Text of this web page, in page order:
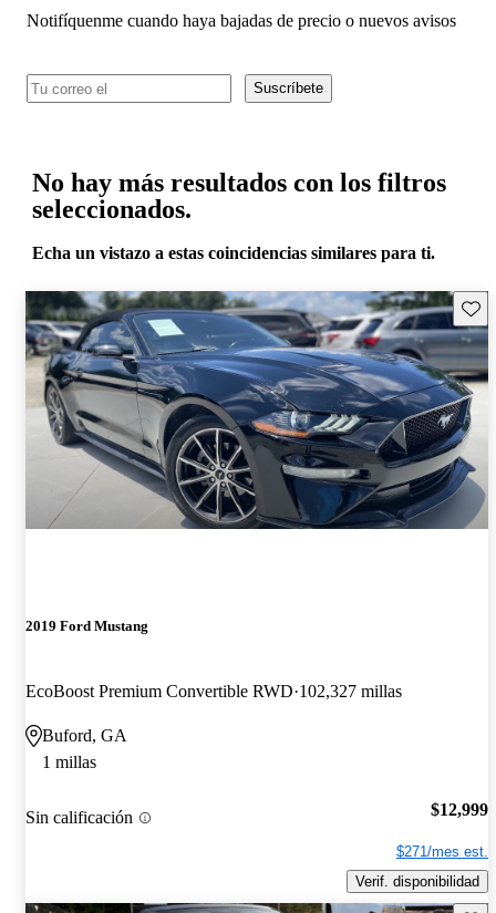
Notifíquenme cuando haya bajadas de precio o nuevos avisos
Suscríbete
No hay más resultados con los filtros
seleccionados.
Echa un vistazo a estas coincidencias similares para ti.
2019 Ford Mustang
EcoBoost Premium Convertible RWD 102,327 millas
Buford, GA
1 millas
Sin calificación $12,999
$271/mes est.
Verif. disponibilidad